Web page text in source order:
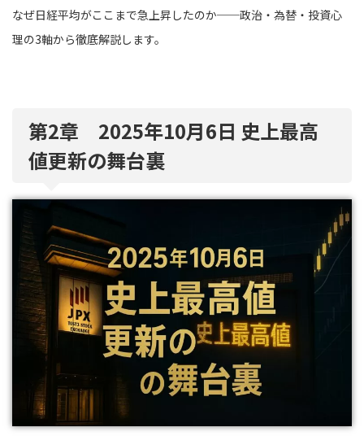
なぜ日経平均がここまで急上昇したのか──政治・為替・投資心
理の3軸から徹底解説します。
第2章 2025年10月6日 史上最高
値更新の舞台裏